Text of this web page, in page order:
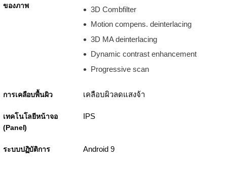
ของภาพ
3D Combfilter
Motion compens. deinterlacing
3D MA deinterlacing
Dynamic contrast enhancement
Progressive scan
การเคลือบพื้นผิว เคลือบผิวลดแสงจ้า
เทคโนโลยีหน้าจอ
(Panel)
IPS
ระบบปฏิบัติการ Android 9